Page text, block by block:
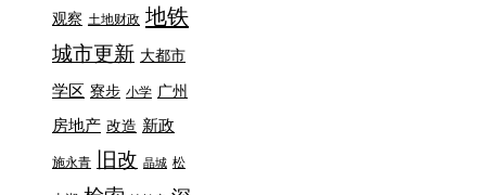
观察 土地财政 地铁
城市更新 大都市
学区 寮步 小学 广州
房地产 改造 新政
施永青 旧改 晶城 松